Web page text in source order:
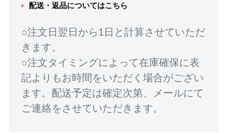
配送・返品についてはこちら
○注文日翌日から1日と計算させていただ
きます。
○注文タイミングによって在庫確保に表
記よりもお時間をいただく場合がござい
ます。配送予定は確定次第、メールにて
ご連絡をさせていただきます。